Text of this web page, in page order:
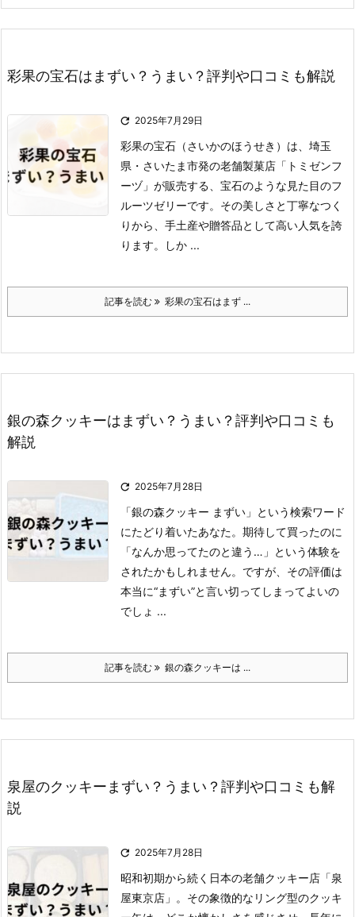
彩果の宝石はまずい？うまい？評判や口コミも解説
 2025年7月29日
彩果の宝石（さいかのほうせき）は、埼玉
県・さいたま市発の老舗製菓店「トミゼンフ
ーヅ」が販売する、宝石のような見た目のフ
ルーツゼリーです。 その美しさと丁寧なつく
りから、手土産や贈答品として高い人気を誇
ります。
しか ...
記事を読む 彩果の宝石はまず ...
銀の森クッキーはまずい？うまい？評判や口コミも
解説
 2025年7月28日
「銀の森クッキー まずい」という検索ワード
にたどり着いたあなた。 期待して買ったのに
「なんか思ってたのと違う…」という体験を
されたかもしれません。 ですが、その評価は
本当に“まずい”と言い切ってしまってよいの
でしょ ...
記事を読む 銀の森クッキーは ...
泉屋のクッキーまずい？うまい？評判や口コミも解
説
 2025年7月28日
昭和初期から続く日本の老舗クッキー店「泉
屋東京店」。 その象徴的なリング型のクッキ